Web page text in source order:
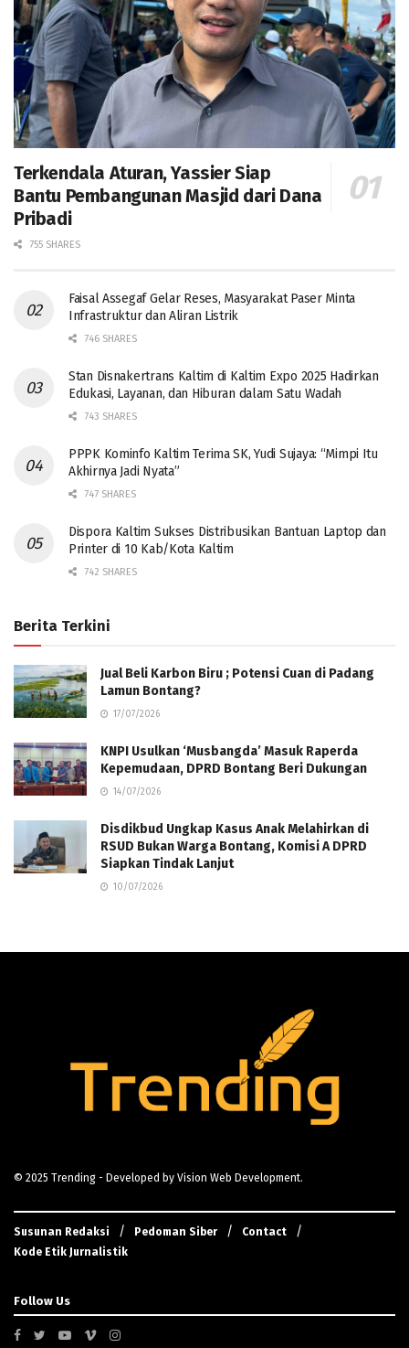
Terkendala Aturan, Yassier Siap
Bantu Pembangunan Masjid dari Dana
Pribadi
755 SHARES
Faisal Assegaf Gelar Reses, Masyarakat Paser Minta
Infrastruktur dan Aliran Listrik
746 SHARES
Stan Disnakertrans Kaltim di Kaltim Expo 2025 Hadirkan
Edukasi, Layanan, dan Hiburan dalam Satu Wadah
743 SHARES
PPPK Kominfo Kaltim Terima SK, Yudi Sujaya: “Mimpi Itu
Akhirnya Jadi Nyata”
747 SHARES
Dispora Kaltim Sukses Distribusikan Bantuan Laptop dan
Printer di 10 Kab/Kota Kaltim
742 SHARES
Berita Terkini
Jual Beli Karbon Biru ; Potensi Cuan di Padang
Lamun Bontang?
17/07/2026
KNPI Usulkan ‘Musbangda’ Masuk Raperda
Kepemudaan, DPRD Bontang Beri Dukungan
14/07/2026
Disdikbud Ungkap Kasus Anak Melahirkan di
RSUD Bukan Warga Bontang, Komisi A DPRD
Siapkan Tindak Lanjut
10/07/2026
© 2025 Trending - Developed by Vision Web Development.
Susunan Redaksi Pedoman Siber
Contact
Kode Etik Jurnalistik
Follow Us